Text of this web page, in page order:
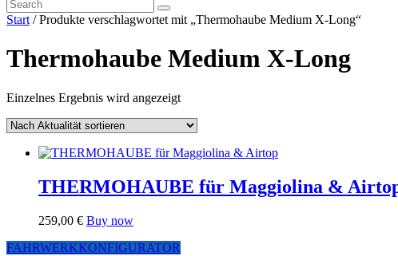
Start / Produkte verschlagwortet mit „Thermohaube Medium X-Long“
Thermohaube Medium X-Long
Einzelnes Ergebnis wird angezeigt
THERMOHAUBE für Maggiolina &
259,00 € Buy nowDieses
weist
FAHRWERKKONFIGURATOR